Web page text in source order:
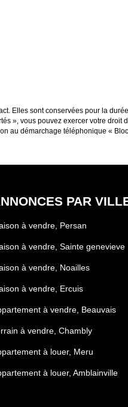
Elles sont conservées pour la
», vous pouvez exercer votre droit
au démarchage téléphonique «
PAR
à vendre, Persan
à vendre, Sainte genevieve
à vendre, Noailles
à vendre, Ercuis
à vendre, Beauvais
à vendre, Chambly
à louer, Meru
à louer, Amblainville